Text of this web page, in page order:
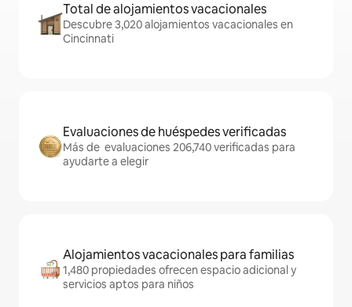
Total de alojamientos vacacionales
Descubre 3,020 alojamientos vacacionales en
Cincinnati
Evaluaciones de huéspedes verificadas
Más de evaluaciones 206,740 verificadas para
ayudarte a elegir
Alojamientos vacacionales para familias
1,480 propiedades ofrecen espacio adicional y
servicios aptos para niños